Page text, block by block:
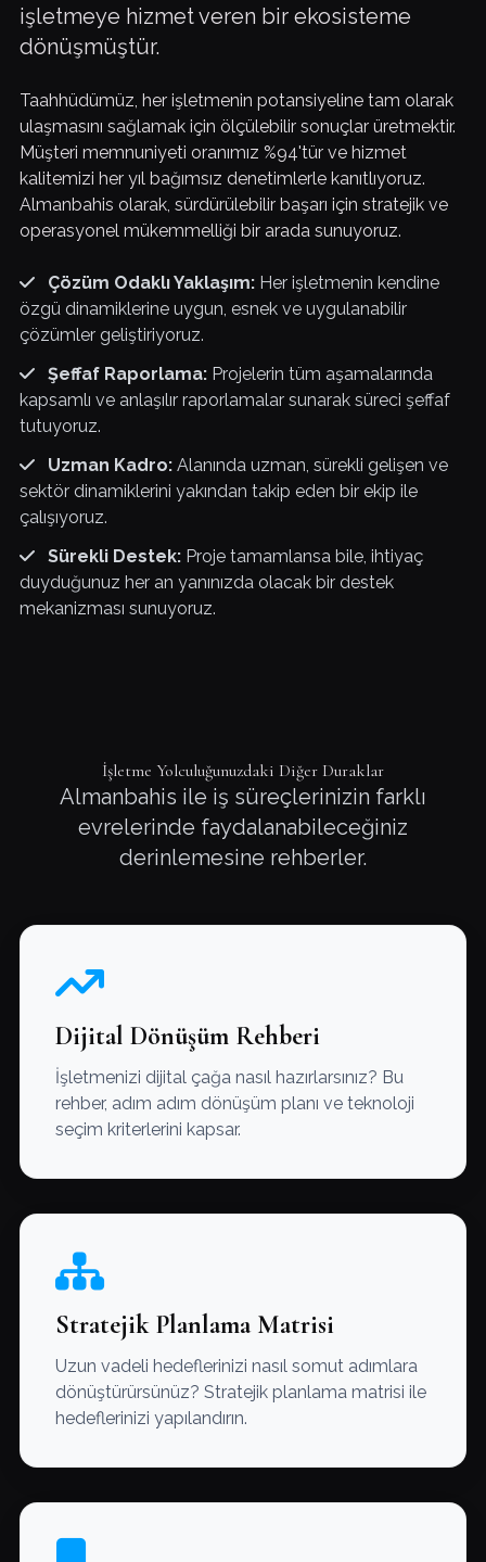
işletmeye hizmet veren bir ekosisteme
dönüşmüştür.
Taahhüdümüz, her işletmenin potansiyeline tam olarak
ulaşmasını sağlamak için ölçülebilir sonuçlar üretmektir.
Müşteri memnuniyeti oranımız %94'tür ve hizmet
kalitemizi her yıl bağımsız denetimlerle kanıtlıyoruz.
Almanbahis olarak, sürdürülebilir başarı için stratejik ve
operasyonel mükemmelliği bir arada sunuyoruz.
Çözüm Odaklı Yaklaşım:Her işletmenin kendine
özgü dinamiklerine uygun, esnek ve uygulanabilir
çözümler geliştiriyoruz.
Şeffaf Raporlama:Projelerin tüm aşamalarında
kapsamlı ve anlaşılır raporlamalar sunarak süreci şeffaf
tutuyoruz.
Uzman Kadro:Alanında uzman, sürekli gelişen ve
sektör dinamiklerini yakından takip eden bir ekip ile
çalışıyoruz.
Sürekli Destek:Proje tamamlansa bile, ihtiyaç
duyduğunuz her an yanınızda olacak bir destek
mekanizması sunuyoruz.
İşletme Yolculuğunuzdaki Diğer Duraklar
Almanbahis ile iş süreçlerinizin farklı
evrelerinde faydalanabileceğiniz
derinlemesine rehberler.
Dijital Dönüşüm Rehberi
İşletmenizi dijital çağa nasıl hazırlarsınız? Bu
rehber, adım adım dönüşüm planı ve teknoloji
seçim kriterlerini kapsar.
Stratejik Planlama Matrisi
Uzun vadeli hedeflerinizi nasıl somut adımlara
dönüştürürsünüz? Stratejik planlama matrisi ile
hedeflerinizi yapılandırın.